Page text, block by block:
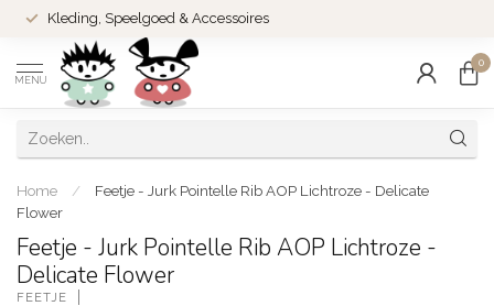
Kleding, Speelgoed & Accessoires
MENU
0
Home /
Feetje - Jurk Pointelle Rib AOP Lichtroze - Delicate
Flower
Feetje - Jurk Pointelle Rib AOP Lichtroze -
Delicate Flower
FEETJE